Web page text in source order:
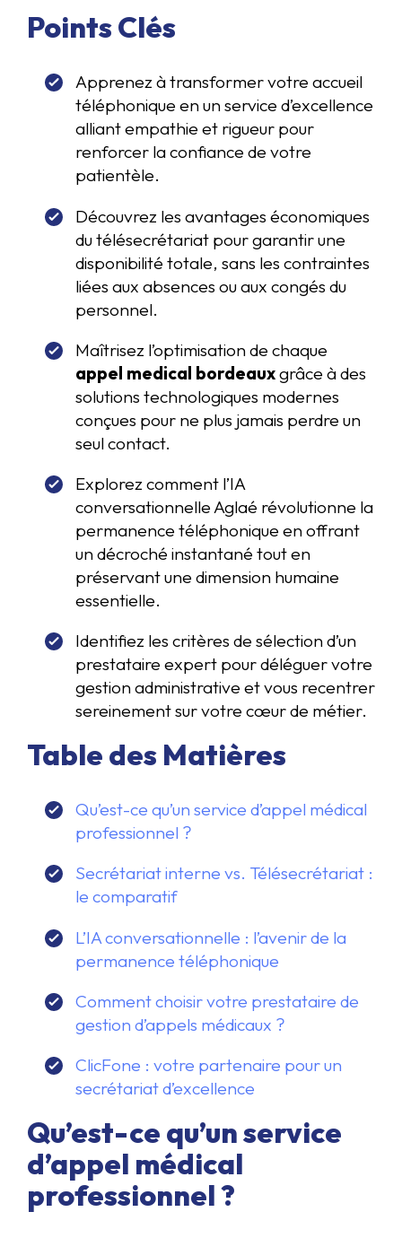
Points Clés
Apprenez à transformer votre accueil
téléphonique en un service d’excellence
alliant empathie et rigueur pour
renforcer la confiance de votre
patientèle.
Découvrez les avantages économiques
du télésecrétariat pour garantir une
disponibilité totale, sans les contraintes
liées aux absences ou aux congés du
personnel.
Maîtrisez l’optimisation de chaque
appel medical bordeauxgrâce à des
solutions technologiques modernes
conçues pour ne plus jamais perdre un
seul contact.
Explorez comment l’IA
conversationnelle Aglaé révolutionne la
permanence téléphonique en offrant
un décroché instantané tout en
préservant une dimension humaine
essentielle.
Identifiez les critères de sélection d’un
prestataire expert pour déléguer votre
gestion administrative et vous recentrer
sereinement sur votre cœur de métier.
Table des Matières
Qu’est-ce qu’un service d’appel médical
professionnel ?
Secrétariat interne vs. Télésecrétariat :
le comparatif
L’IA conversationnelle : l’avenir de la
permanence téléphonique
Comment choisir votre prestataire de
gestion d’appels médicaux ?
ClicFone : votre partenaire pour un
secrétariat d’excellence
Qu’est-ce qu’un service
d’appel médical
professionnel ?